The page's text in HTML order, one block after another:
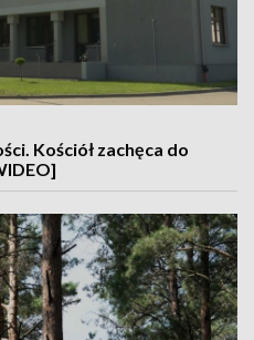
Kościół zachęca do